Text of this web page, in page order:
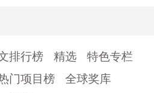
排行榜 精选
特色专栏
门项目榜
全球奖库